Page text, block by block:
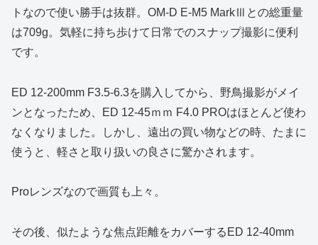
トなので使い勝手は抜群。OM-D E-M5 MarkⅢとの総重量
は709g。気軽に持ち歩けて日常でのスナップ撮影に便利
です。
ED 12-200mm F3.5-6.3を購入してから、野鳥撮影がメイ
ンとなったため、ED 12-45ｍｍ F4.0 PROはほとんど使わ
なくなりました。しかし、遠出の買い物などの時、たまに
使うと、軽さと取り扱いの良さに驚かされます。
Proレンズなので画質も上々。
その後、似たような焦点距離をカバーするED 12-40mm